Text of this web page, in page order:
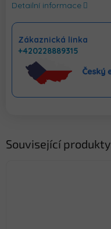
Detailní informace
Zákaznická linka
+420228889315
Související produkty